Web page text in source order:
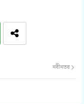
নবীনতর